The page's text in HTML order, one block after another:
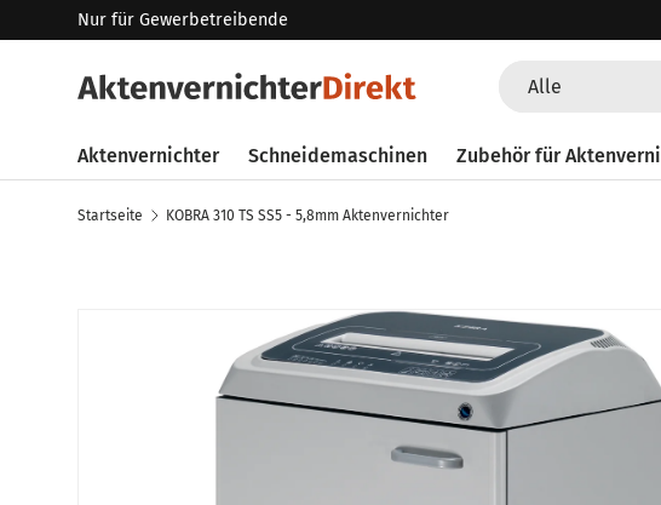
Direkt zum Inhalt
Nur für Gewerbetreibende
Suchen
Alle
Aktenvernichter Schneidemaschinen Zubehör für
Startseite KOBRA 310 TS SS5 - 5,8mm Aktenvernichter
Zu Produktinformationen springen